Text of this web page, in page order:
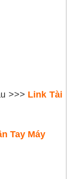
>>> Link Tài
Tay Máy